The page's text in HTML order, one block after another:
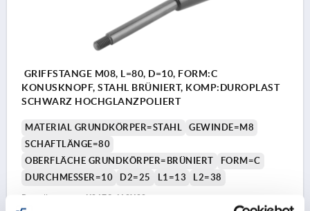
GRIFFSTANGE M08, L=80, D=10, FORM:C
KONUSKNOPF, STAHL BRÜNIERT, KOMP:DUROPLAST
SCHWARZ HOCHGLANZPOLIERT
MATERIAL GRUNDKÖRPER=STAHL
GEWINDE=M8
SCHAFTLÄNGE=80
OBERFLÄCHE GRUNDKÖRPER=BRÜNIERT
FORM=C
DURCHMESSER=10
D2=25 L1=13 L2=38
Bestellnummer: K0179.410X80